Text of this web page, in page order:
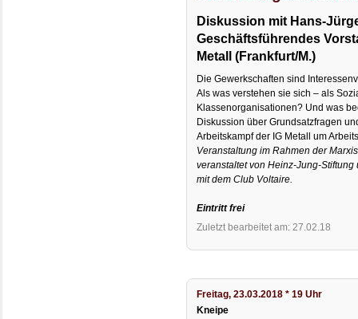
Diskussion mit Hans-
Geschäftsführendes
Metall (Frankfurt/M.)
Die Gewerkschaften sind
Als was verstehen sie sich – als
Klassenorganisationen? Und was
Diskussion über Grundsatzfragen
Arbeitskampf der IG Metall um
Veranstaltung im Rahmen der
veranstaltet von Heinz-Jung-Stiftung
mit dem Club Voltaire.
Eintritt frei
Zuletzt bearbeitet am: 27.02.18
Freitag, 23.03.2018 * 19 Uhr
Kneipe